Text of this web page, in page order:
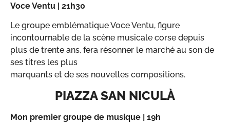
Voce Ventu | 21h30
Le groupe emblématique Voce Ventu, figure
incontournable de la scène musicale corse depuis
plus de trente ans, fera résonner le marché au son de
ses titres les plus
marquants et de ses nouvelles compositions.
PIAZZA SAN NICULÀ
Mon premier groupe de musique | 19h